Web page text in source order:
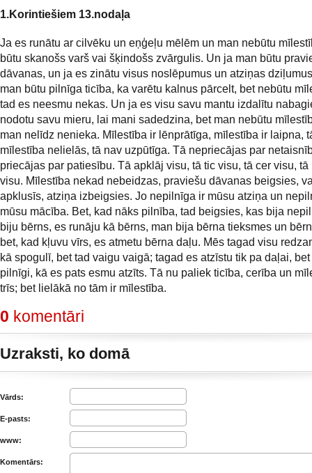
1.Korintiešiem 13.nodaļa
Ja es runātu ar cilvēku un eņģeļu mēlēm un man nebūtu
būtu skanošs varš vai šķindošs zvārgulis. Un ja man būtu
dāvanas, un ja es zinātu visus noslēpumus un atziņas
man būtu pilnīga ticība, ka varētu kalnus pārcelt, bet nebūtu
tad es neesmu nekas. Un ja es visu savu mantu izdalītu
nodotu savu mieru, lai mani sadedzina, bet man nebūtu
man nelīdz nenieka. Mīlestība ir lēnprātīga, mīlestība ir laipna,
mīlestība nelielās, tā nav uzpūtīga. Tā nepriecājas par
priecājas par patiesību. Tā apklāj visu, tā tic visu, tā cer visu, tā
visu. Mīlestība nekad nebeidzas, praviešu dāvanas beigsies,
apklusīs, atziņa izbeigsies. Jo nepilnīga ir mūsu atziņa un
mūsu mācība. Bet, kad nāks pilnība, tad beigsies, kas bija
biju bērns, es runāju kā bērns, man bija bērna tieksmes un
bet, kad kļuvu vīrs, es atmetu bērna daļu. Mēs tagad visu
kā spogulī, bet tad vaigu vaigā; tagad es atzīstu tik pa daļai,
pilnīgi, kā es pats esmu atzīts. Tā nu paliek ticība, cerība un
trīs; bet lielākā no tām ir mīlestība.
0 komentāri
Uzraksti, ko domā
Vārds:
E-pasts:
www:
Komentārs: